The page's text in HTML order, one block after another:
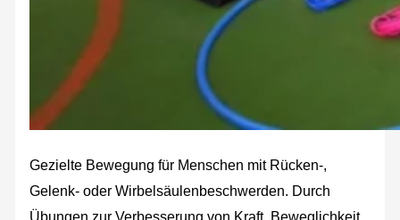
Gezielte Bewegung für Menschen mit Rücken-,
Gelenk- oder Wirbelsäulenbeschwerden. Durch